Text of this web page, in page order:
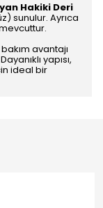
Hakiki Deri
sunulur. Ayrıca
avantajı
yapısı,
ideal bir